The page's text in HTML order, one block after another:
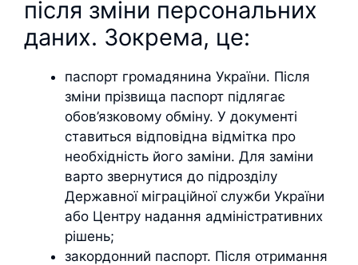
після зміни персональних
даних. Зокрема, це:
паспорт громадянина України. Після
зміни прізвища паспорт підлягає
обов’язковому обміну. У документі
ставиться відповідна відмітка про
необхідність його заміни. Для заміни
варто звернутися до підрозділу
Державної міграційної служби України
або Центру надання адміністративних
рішень;
закордонний паспорт. Після отримання